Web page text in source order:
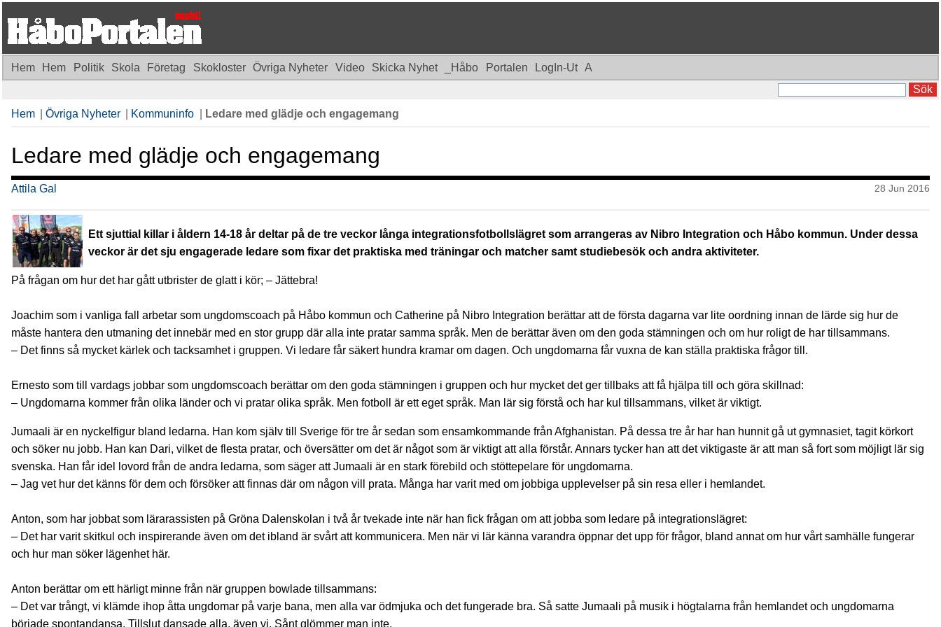
Hem Hem Politik Skola Företag Skokloster Övriga Nyheter Video Skicka Nyhet _Håbo Portalen LogIn-Ut A
Sök
Hem |Övriga Nyheter Kommuninfo Ledare med glädje och engagemang
Ledare med glädje och engagemang
28 Jun 2016
Attila Gal
Ett sjuttial killar i åldern 14-18 år deltar på de tre veckor långa integrationsfotbollslägret som arrangeras av Nibro Integration och Håbo kommun. Under dessa
veckor är det sju engagerade ledare som fixar det praktiska med träningar och matcher samt studiebesök och andra aktiviteter.
På frågan om hur det har gått utbrister de glatt i kör; – Jättebra!
Joachim som i vanliga fall arbetar som ungdomscoach på Håbo kommun och Catherine på Nibro Integration berättar att de första dagarna var lite oordning innan de lärde sig hur de
måste hantera den utmaning det innebär med en stor grupp där alla inte pratar samma språk. Men de berättar även om den goda stämningen och om hur roligt de har tillsammans.
– Det finns så mycket kärlek och tacksamhet i gruppen. Vi ledare får säkert hundra kramar om dagen. Och ungdomarna får vuxna de kan ställa praktiska frågor till.
Ernesto som till vardags jobbar som ungdomscoach berättar om den goda stämningen i gruppen och hur mycket det ger tillbaks att få hjälpa till och göra skillnad:
– Ungdomarna kommer från olika länder och vi pratar olika språk. Men fotboll är ett eget språk. Man lär sig förstå och har kul tillsammans, vilket är viktigt.
Jumaali är en nyckelfigur bland ledarna. Han kom själv till Sverige för tre år sedan som ensamkommande från Afghanistan. På dessa tre år har han hunnit gå ut gymnasiet, tagit körkort
och söker nu jobb. Han kan Dari, vilket de flesta pratar, och översätter om det är något som är viktigt att alla förstår. Annars tycker han att det viktigaste är att man så fort som möjligt lär sig
svenska. Han får idel lovord från de andra ledarna, som säger att Jumaali är en stark förebild och stöttepelare för ungdomarna.
– Jag vet hur det känns för dem och försöker att finnas där om någon vill prata. Många har varit med om jobbiga upplevelser på sin resa eller i hemlandet.
Anton, som har jobbat som lärarassisten på Gröna Dalenskolan i två år tvekade inte när han fick frågan om att jobba som ledare på integrationslägret:
– Det har varit skitkul och inspirerande även om det ibland är svårt att kommunicera. Men när vi lär känna varandra öppnar det upp för frågor, bland annat om hur vårt samhälle fungerar
och hur man söker lägenhet här.
Anton berättar om ett härligt minne från när gruppen bowlade tillsammans:
– Det var trångt, vi klämde ihop åtta ungdomar på varje bana, men alla var ödmjuka och det fungerade bra. Så satte Jumaali på musik i högtalarna från hemlandet och ungdomarna
började spontandansa. Tillslut dansade alla, även vi. Sånt glömmer man inte.